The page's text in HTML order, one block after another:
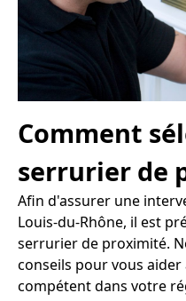
Comment
serrurier de
Afin d'assurer une
Louis-du-Rhône, il est
serrurier de proximité.
conseils pour vous
compétent dans votre